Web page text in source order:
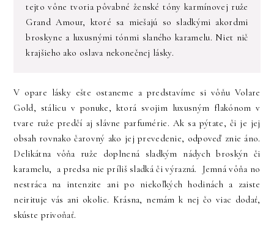
tejto vône tvoria pôvabné ženské tóny karmínovej ruže
Grand Amour, ktoré sa miešajú so sladkými akordmi
broskyne a luxusnými tónmi slaného karamelu. Niet nič
krajšieho ako oslava nekonečnej lásky.
V opare lásky ešte ostaneme a predstavíme si vôňu Volare
Gold, stálicu v ponuke, ktorá svojim luxusným flakónom v
tvare ruže predčí aj slávne parfumérie. Ak sa pýtate, či je jej
obsah rovnako čarovný ako jej prevedenie, odpoveď znie áno.
Delikátna vôňa ruže doplnená sladkým nádych broskýn či
karamelu, a predsa nie príliš sladká či výrazná. Jemná vôňa no
nestráca na intenzite ani po niekoľkých hodinách a zaiste
neirituje vás ani okolie. Krásna, nemám k nej čo viac dodať,
skúste privoňať.